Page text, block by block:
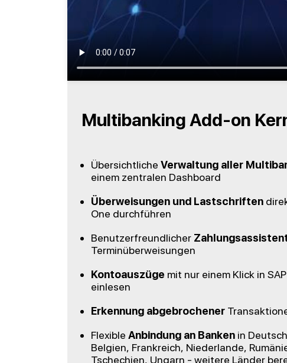
Multibanking Add-on
Übersichtliche Verwaltung aller
einem zentralen Dashboard
Überweisungen und Lastschriften
One durchführen
Benutzerfreundlicher
Terminüberweisungen
Kontoauszüge mit nur einem Klick in
einlesen
Erkennung abgebrochener
Flexible Anbindung an Banken in
Belgien, Frankreich, Niederlande,
Tschechien, Ungarn - weitere Länder